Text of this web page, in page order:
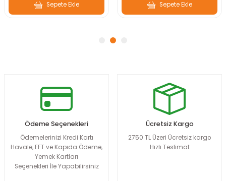
Sepete Ekle Sepete Ekle
Ödeme Seçenekleri
Ödemelerinizi Kredi Kartı
Havale, EFT ve Kapıda Ödeme,
Yemek Kartları
Seçenekleri İle Yapabilirsiniz
Ücretsiz Kargo
2750 TL Üzeri Ücretsiz kargo
Hızlı Teslimat